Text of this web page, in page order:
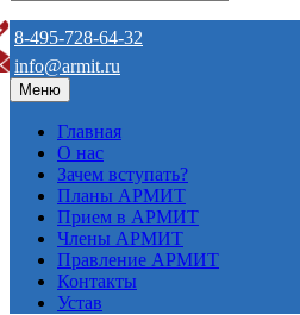
8-495-728-64-32
info@armit.ru
Меню
Главная
О нас
Зачем вступать?
Планы АРМИТ
Прием в АРМИТ
Члены АРМИТ
Правление АРМИТ
Контакты
Устав